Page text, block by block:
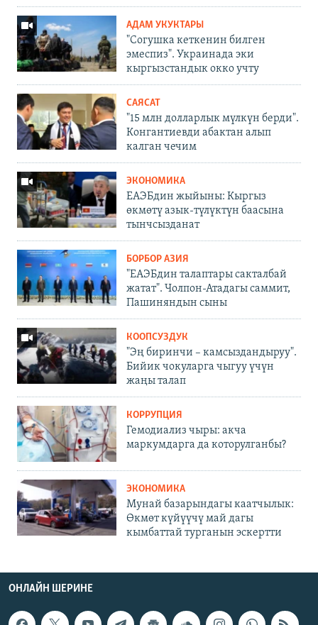
АДАМ УКУКТАРЫ
"Согушка кеткенин билген
эмеспиз". Украинада эки
кыргызстандык окко учту
САЯСАТ
"15 млн долларлык мүлкүн берди".
Конгантиевди абактан алып
калган чечим
ЭКОНОМИКА
ЕАЭБдин жыйыны: Кыргыз
өкмөтү азык-түлүктүн баасына
тынчсызданат
БОРБОР АЗИЯ
"ЕАЭБдин талаптары сакталбай
жатат". Чолпон-Атадагы саммит,
Пашиняндын сыны
КООПСУЗДУК
"Эң биринчи – камсыздандыруу".
Бийик чокуларга чыгуу үчүн
жаңы талап
КОРРУПЦИЯ
Гемодиализ чыры: акча
маркумдарга да которулганбы?
ЭКОНОМИКА
Мунай базарындагы каатчылык:
Өкмөт күйүүчү май дагы
кымбаттай турганын эскертти
ОНЛАЙН ШЕРИНЕ